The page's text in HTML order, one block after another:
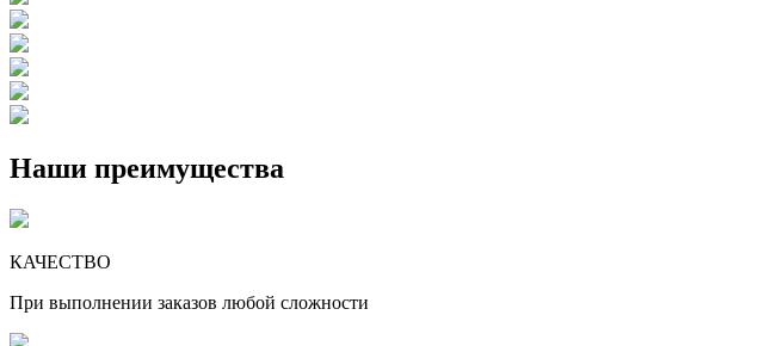
Наши преимущества
КАЧЕСТВО
При выполнении заказов любой сложности